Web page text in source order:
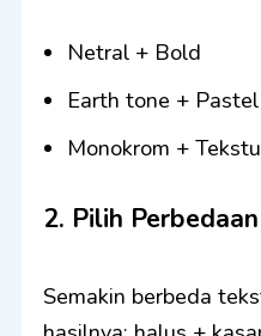
Netral + Bold
Earth tone + Pastel
Monokrom +
2. Pilih
Semakin berbeda